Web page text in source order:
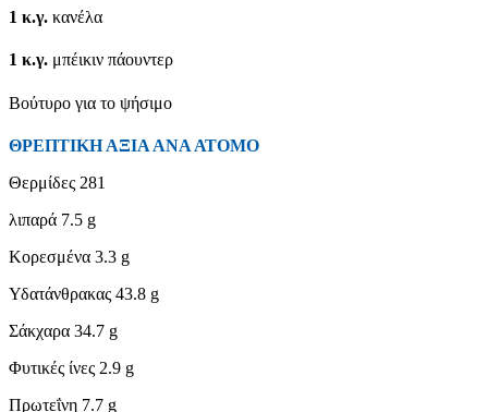
1 κ.γ. κανέλα
1 κ.γ. μπέικιν πάουντερ
Bούτυρο για το ψήσιμο
ΘΡΕΠΤΙΚΗ ΑΞΙΑ ΑΝΑ ΑΤΟΜΟ
Θερμίδες 281
λιπαρά 7.5 g
Κορεσμένα 3.3 g
Υδατάνθρακας 43.8 g
Σάκχαρα 34.7 g
Φυτικές ίνες 2.9 g
Πρωτεΐνη 7.7 g